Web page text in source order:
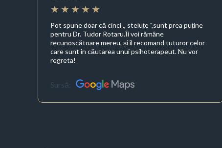
Pot spune doar că cinci ,, steluțe ",sunt prea puține
pentru Dr. Tudor Rotaru.Îi voi rămâne
recunoscătoare mereu, și îl recomand tuturor celor
care sunt in căutarea unui psihoterapeut. Nu vor
regreta!
Sursă: